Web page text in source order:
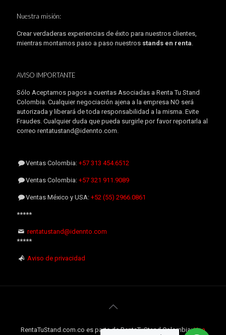
Nuestra misión:
Crear verdaderas experiencias de éxito para nuestros clientes,
mientras montamos paso a paso nuestros stands en renta.
AVISO IMPORTANTE
Sólo Aceptamos pagos a cuentas Asociadas a Renta Tu Stand
Colombia. Cualquier negociación ajena a la empresa NO será
autorizada y liberará de toda responsabilidad a la misma. Evite
Fraudes. Cualquier duda que pueda surgirle por favor reportarla al
correo rentatustand@idennto.com.
Ventas Colombia:+57 313 454.6512
Ventas Colombia:+57 321 911.9089
Ventas México y USA:+52 (55) 2966.0861
*****
rentatustand@idennto.com
*****
Aviso de privacidad
RentaTuStand.com.co es parte de RentaTuStand Colombia:Una